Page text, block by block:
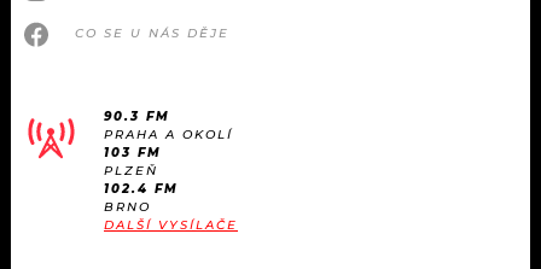
CO SE U NÁS DĚJE
90.3 FM
PRAHA A OKOLÍ
103 FM
PLZEŇ
102.4 FM
BRNO
DALŠÍ VYSÍLAČE